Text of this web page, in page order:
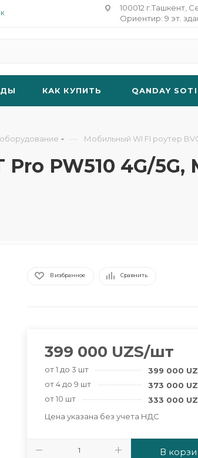
100012 г.Ташкент,
Ориентир: 9 эт.
КАК КУПИТЬ QANDAY
— Мобильный WI FI роутер
PW510 4G/5G,
В избранное Сравнить
399 000 UZS/шт
от 1 до 3 шт 399 000
от 4 до 9 шт
373 000
от 10 шт
333 000
Цена указана без учета НДС
В